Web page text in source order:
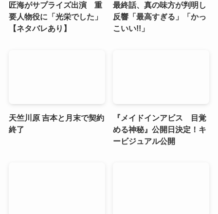
匠海がサプライズ出演 重
要人物役に「光栄でした」
【ネタバレあり】
最終話、真の味方が判明し
反響「最高すぎる」「かっ
こいい!!」
天竺川原 吉本と月末で契約
終了
『メイドインアビス 目覚
める神秘』公開日決定！キ
ービジュアル公開